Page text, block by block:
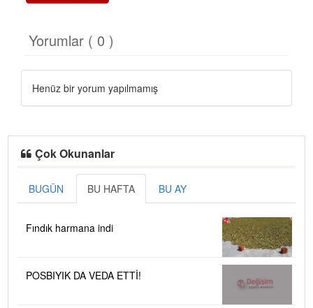
Yorumlar ( 0 )
Henüz bir yorum yapılmamış
Çok Okunanlar
BUGÜN BU HAFTA BU AY
Fındık harmana indi
POSBIYIK DA VEDA ETTİ!